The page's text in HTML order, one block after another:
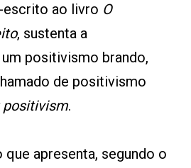
escrito ao livro O
, sustenta a
positivismo brando,
de positivismo
.
que apresenta, segundo o